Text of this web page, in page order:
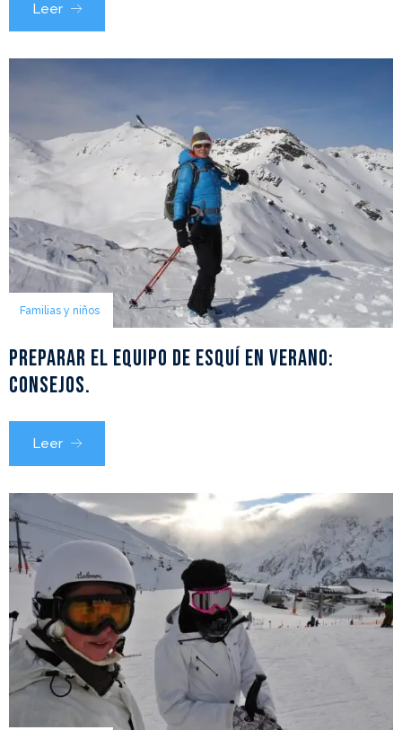
Leer
Familias y niños
Preparar el equipo de esquí en verano:
consejos.
Leer